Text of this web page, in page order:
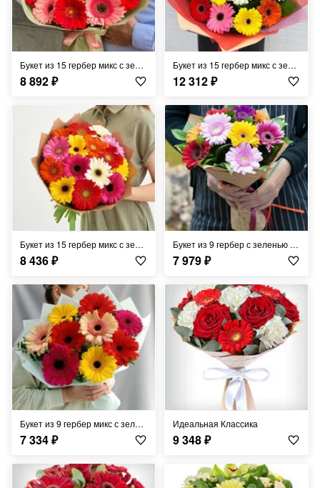
Букет из 15 гербер микс с зеленью в дизайнерском оформлении 50 см
8 892₽
Букет из 15 гербер микс с зеленью в крафте 45 см
12 312₽
Букет из 15 гербер микс с зеленью в крафте 40 см
8 436₽
Букет из 9 гербер с зеленью в крафте
7 979₽
Букет из 9 гербер микс с зеленью в оформлении
7 334₽
Идеальная Классика
9 348₽